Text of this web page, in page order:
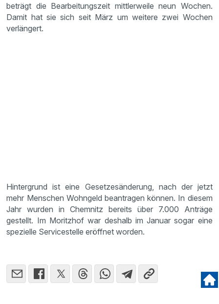
beträgt die Bearbeitungszeit mittlerweile neun Wochen.
Damit hat sie sich seit März um weitere zwei Wochen
verlängert.
Hintergrund ist eine Gesetzesänderung, nach der jetzt
mehr Menschen Wohngeld beantragen können. In diesem
Jahr wurden in Chemnitz bereits über 7.000 Anträge
gestellt. Im Moritzhof war deshalb im Januar sogar eine
spezielle Servicestelle eröffnet worden.